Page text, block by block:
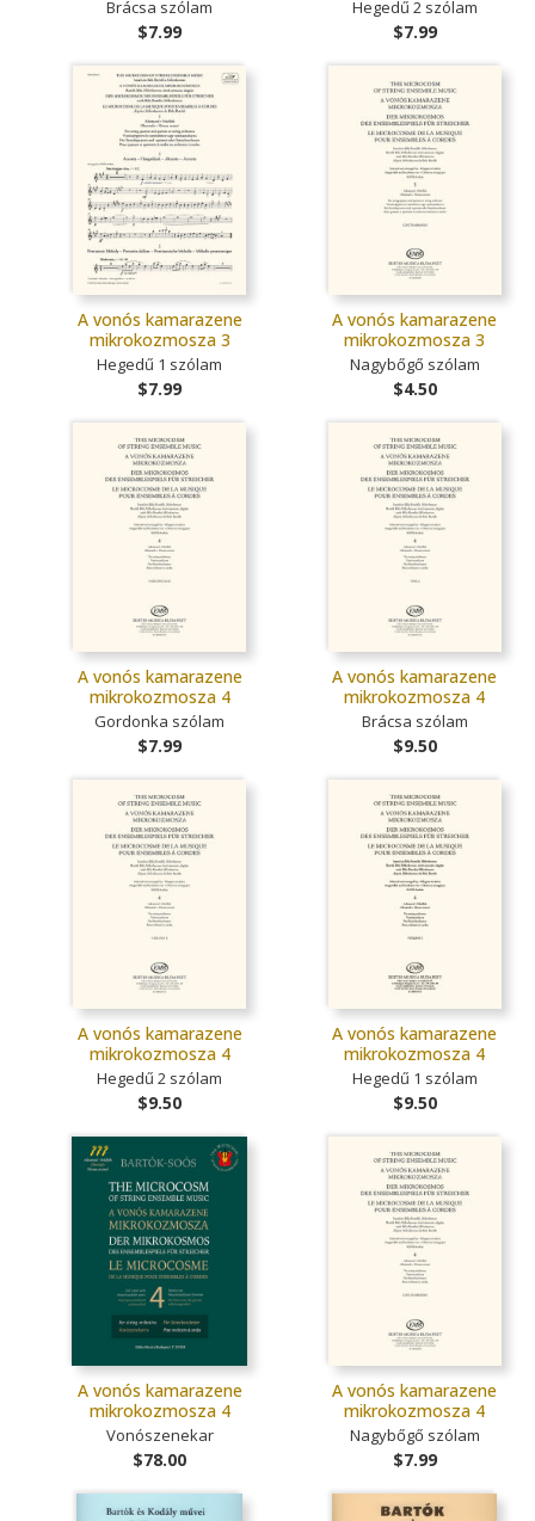
Brácsa szólam
$7.99
Hegedű 2 szólam
$7.99
A vonós kamarazene
mikrokozmosza 3
Hegedű 1 szólam
$7.99
A vonós kamarazene
mikrokozmosza 3
Nagybőgő szólam
$4.50
A vonós kamarazene
mikrokozmosza 4
Gordonka szólam
$7.99
A vonós kamarazene
mikrokozmosza 4
Brácsa szólam
$9.50
A vonós kamarazene
mikrokozmosza 4
Hegedű 2 szólam
$9.50
A vonós kamarazene
mikrokozmosza 4
Hegedű 1 szólam
$9.50
A vonós kamarazene
mikrokozmosza 4
Vonószenekar
$78.00
A vonós kamarazene
mikrokozmosza 4
Nagybőgő szólam
$7.99